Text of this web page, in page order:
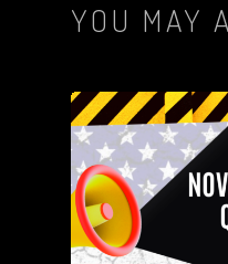
YOU MAY